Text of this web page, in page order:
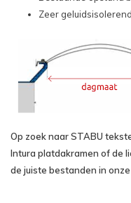
Zeer
Op zoek naar STABU
Intura platdakramen of de
de juiste bestanden in onze